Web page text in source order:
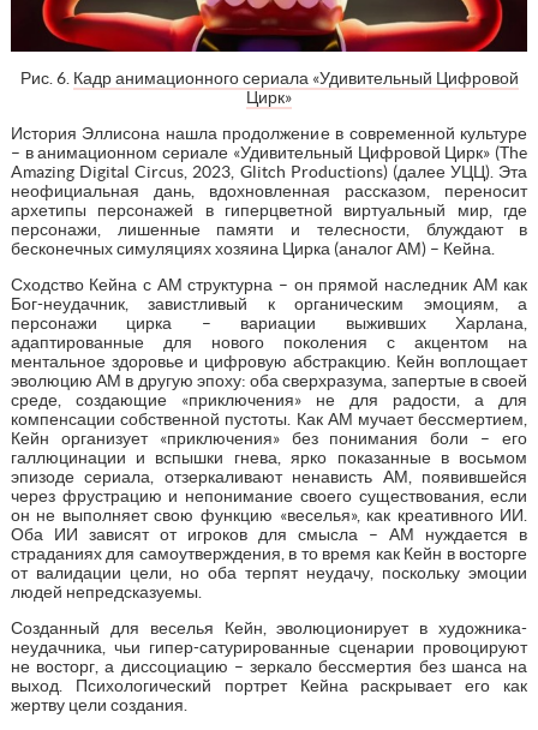
Рис. 6. Кадр анимационного сериала «Удивительный Цифровой
Цирк»
История Эллисона нашла продолжение в современной культуре
– в анимационном сериале «Удивительный Цифровой Цирк» (The
Amazing Digital Circus, 2023, Glitch Productions) (далее УЦЦ). Эта
неофициальная дань, вдохновленная рассказом, переносит
архетипы персонажей в гиперцветной виртуальный мир, где
персонажи, лишенные памяти и телесности, блуждают в
бесконечных симуляциях хозяина Цирка (аналог АМ) – Кейна.
Сходство Кейна с АМ структурна – он прямой наследник АМ как
Бог-неудачник, завистливый к органическим эмоциям, а
персонажи цирка – вариации выживших Харлана,
адаптированные для нового поколения с акцентом на
ментальное здоровье и цифровую абстракцию. Кейн воплощает
эволюцию АМ в другую эпоху: оба сверхразума, запертые в своей
среде, создающие «приключения» не для радости, а для
компенсации собственной пустоты. Как АМ мучает бессмертием,
Кейн организует «приключения» без понимания боли – его
галлюцинации и вспышки гнева, ярко показанные в восьмом
эпизоде сериала, отзеркаливают ненависть АМ, появившейся
через фрустрацию и непонимание своего существования, если
он не выполняет свою функцию «веселья», как креативного ИИ.
Оба ИИ зависят от игроков для смысла – АМ нуждается в
страданиях для самоутверждения, в то время как Кейн в восторге
от валидации цели, но оба терпят неудачу, поскольку эмоции
людей непредсказуемы.
Созданный для веселья Кейн, эволюционирует в художника-
неудачника, чьи гипер-сатурированные сценарии провоцируют
не восторг, а диссоциацию – зеркало бессмертия без шанса на
выход. Психологический портрет Кейна раскрывает его как
жертву цели создания.